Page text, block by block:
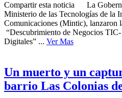
Compartir esta noticia La
Ministerio de las Tecnologías de la
Comunicaciones (Mintic), lanzaron
“Descubrimiento de Negocios
Digitales” ... Ver Mas
Un muerto y un
barrio Las Colonias